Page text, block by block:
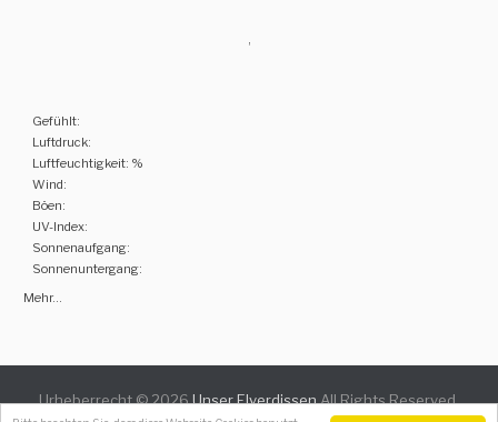
,
Gefühlt:
Luftdruck:
Luftfeuchtigkeit: %
Wind:
Böen:
UV-Index:
Sonnenaufgang:
Sonnenuntergang:
Mehr...
Urheberrecht © 2026Unser ElverdissenAll Rights Reserved.